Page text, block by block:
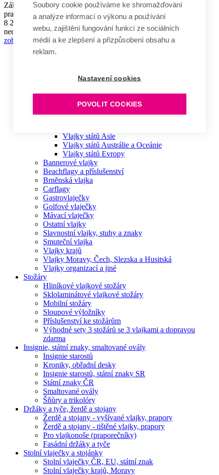
Základní žerď je vhodná ke všem slavnostním vyšívaným
praporům...
8 290 Kč
nedostupné
zobrazit
Vlajky
Vlajka Ukrajiny
Komplety vlajek
Vlajky států Asie
Vlajky států Austrálie a Oceánie
Vlajky států Evropy
Bannerové vlajky
Beachflagy a příslušenství
Brněnská vlajka
Carflagy
Gastrovlaječky
Golfové vlaječky
Mávací vlaječky
Ostatní vlajky
Slavnostní vlajky, stuhy a znaky
Smuteční vlajka
Vlajky krajů
Vlajky Moravy, Čech, Slezska a Husitská
Vlajky organizací a jiné
Stožáry
Hliníkové vlajkové stožáry
Sklolaminátové vlajkové stožáry
Mobilní stožáry
Sloupové výložníky
Příslušenství ke stožárům
Výhodné sety 3 stožárů se 3 vlajkami a dopravou
zdarma
Insignie, státní znaky, smaltované ovály
Insignie starostů
Kroniky, obřadní desky
Insignie starostů, státní znaky SR
Státní znaky ČR
Smaltované ovály
Šňůry a trikolóry
Držáky a tyče, žerdě a stojany
Žerdě a stojany - vyšívané vlajky, prapory
Žerdě a stojany - tištěné vlajky, prapory
Pro vlajkonoše (praporečníky)
Fasádní držáky a tyče
Stolní vlaječky a stojánky
Stolní vlaječky ČR, EU, státní znak
Stolní vlaječky krajů, Moravy
Soubory cookie používáme ke shromažďování
a analýze informací o výkonu a používání
webu, zajištění fungování funkcí ze sociálních
médií a ke zlepšení a přizpůsobení obsahu a
reklam.
Nastavení cookies
POVOLIT COOKIES